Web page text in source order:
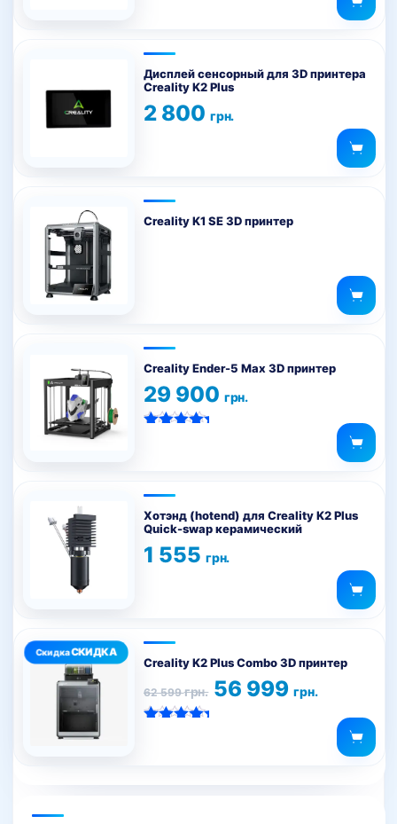
Дисплей сенсорный для 3D принтера
Creality K2 Plus
2 800 грн.
Creality K1 SE 3D принтер
Creality Ender-5 Max 3D принтер
29 900 грн.
Хотэнд (hotend) для Creality K2 Plus
Quick-swap керамический
1 555 грн.
Creality K2 Plus Combo 3D принтер
62 599грн.
Первоначальная
цена
составляла
56 999 грн.
Текущая
цена:
56